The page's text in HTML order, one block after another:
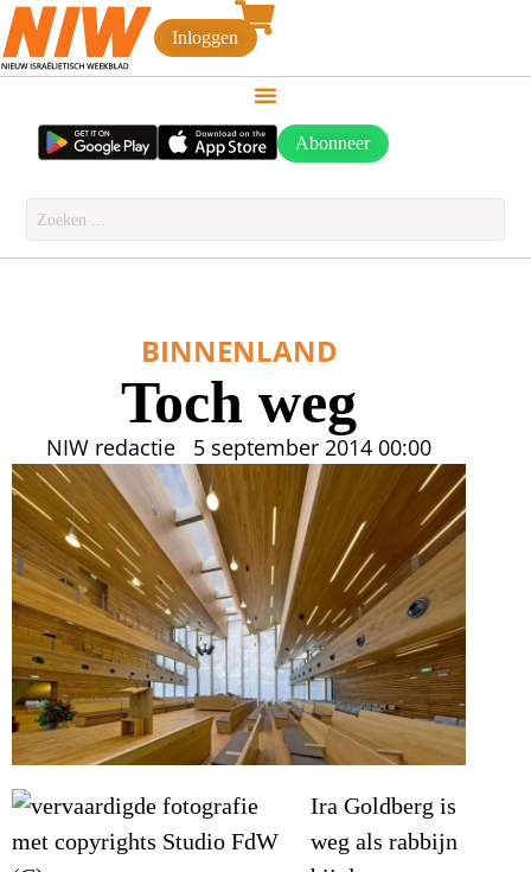
Inloggen
Abonneer
BINNENLAND
Toch weg
NIW redactie 5 september 2014 00:00
Ira Goldberg is
weg als rabbijn